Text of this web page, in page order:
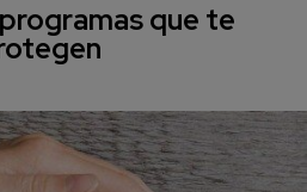
que te